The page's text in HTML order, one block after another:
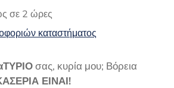
σε 2 ώρες
καταστήματος
σας, κυρία μου; Βόρεια
ΕΙΝΑΙ!